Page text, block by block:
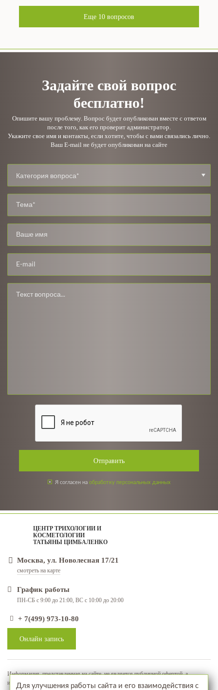
Еще 10 вопросов
Задайте свой вопрос
бесплатно!
Опишите вашу проблему. Вопрос будет опубликован вместе с ответом
после того, как его проверит администратор.
Укажите свое имя и контакты, если хотите, чтобы с вами связались лично.
Ваш E-mail не будет опубликован на сайте
Категория вопроса*
Отправить
Я согласен на обработку персональных данных
ЦЕНТР ТРИХОЛОГИИ И
КОСМЕТОЛОГИИ
ТАТЬЯНЫ ЦИМБАЛЕНКО
Москва, ул. Новолесная 17/21
смотреть на карте
График работы
ПН-СБ с 9:00 до 21:00, ВС с 10:00 до 20:00
+ 7(499) 973-10-80
Онлайн запись
Информация, представленная на сайте, не является публичной офертой, а
используется в качестве рекламно-информационных материалов
Для улучшения работы сайта и его взаимодействия с